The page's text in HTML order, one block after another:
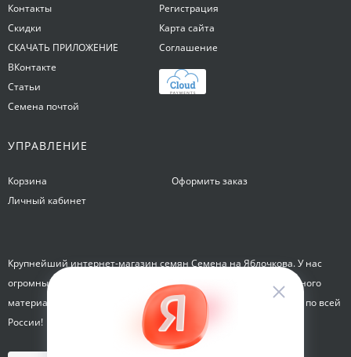
Контакты
Скидки
СКАЧАТЬ ПРИЛОЖЕНИЕ
ВКонтакте
Статьи
Семена почтой
Регистрация
Карта сайта
Соглашение
УПРАВЛЕНИЕ
Корзина
Личный кабинет
Оформить заказ
Крупнейший интернет-магазин семян Семена на Яблочкова. У нас
огромный каталог семян, растений, луковиц цветов и посадочного
материала. Здесь вы можете купить семена почтой и курьером по всей
России!